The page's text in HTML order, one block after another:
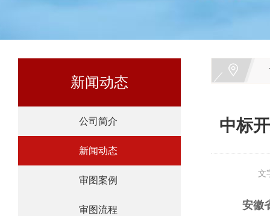
新闻动态
公司简介
新闻动态
审图案例
审图流程
中标
文
安徽